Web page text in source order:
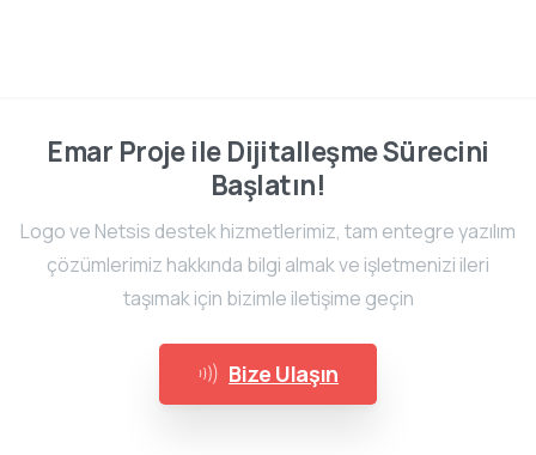
Emar Proje ile Dijitalleşme Sürecini
Başlatın!
Logo ve Netsis destek hizmetlerimiz, tam entegre yazılım
çözümlerimiz hakkında bilgi almak ve işletmenizi ileri
taşımak için bizimle iletişime geçin
Bize Ulaşın